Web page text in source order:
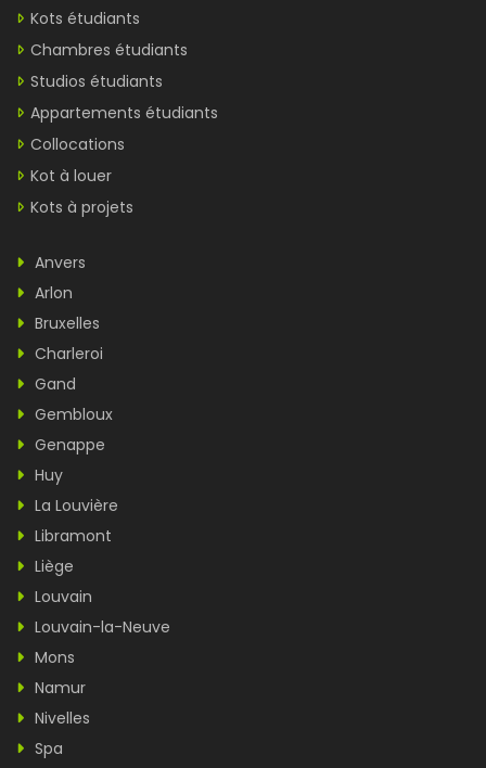
Kots étudiants
Chambres étudiants
Studios étudiants
Appartements étudiants
Collocations
Kot à louer
Kots à projets
Anvers
Arlon
Bruxelles
Charleroi
Gand
Gembloux
Genappe
Huy
La Louvière
Libramont
Liège
Louvain
Louvain-la-Neuve
Mons
Namur
Nivelles
Spa